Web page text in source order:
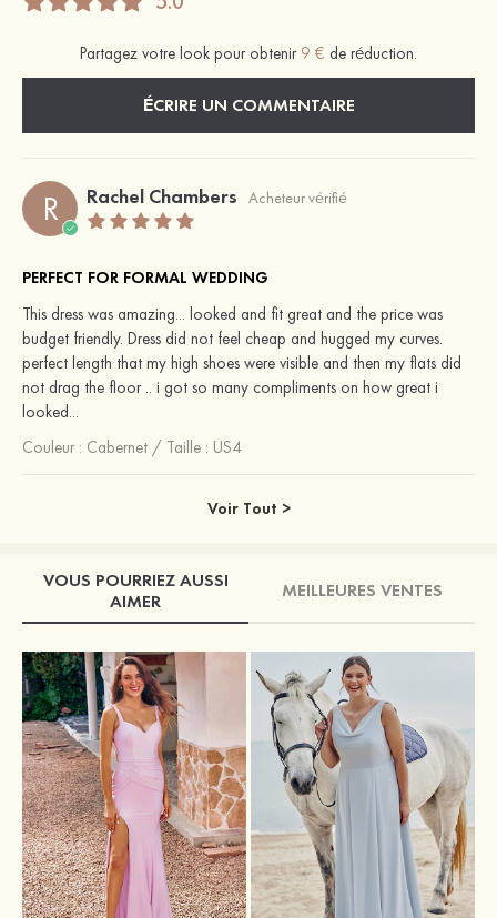
Partagez votre look pour obtenir 9 € de réduction.
ÉCRIRE UN COMMENTAIRE
R Rachel Chambers Acheteur vérifié
PERFECT FOR FORMAL WEDDING
This dress was amazing... looked and fit great and the price was
budget friendly. Dress did not feel cheap and hugged my curves.
perfect length that my high shoes were visible and then my flats did
not drag the floor .. i got so many compliments on how great i
looked...
Couleur : Cabernet / Taille : US4
Voir Tout >
VOUS POURRIEZ AUSSI
AIMER
MEILLEURES VENTES